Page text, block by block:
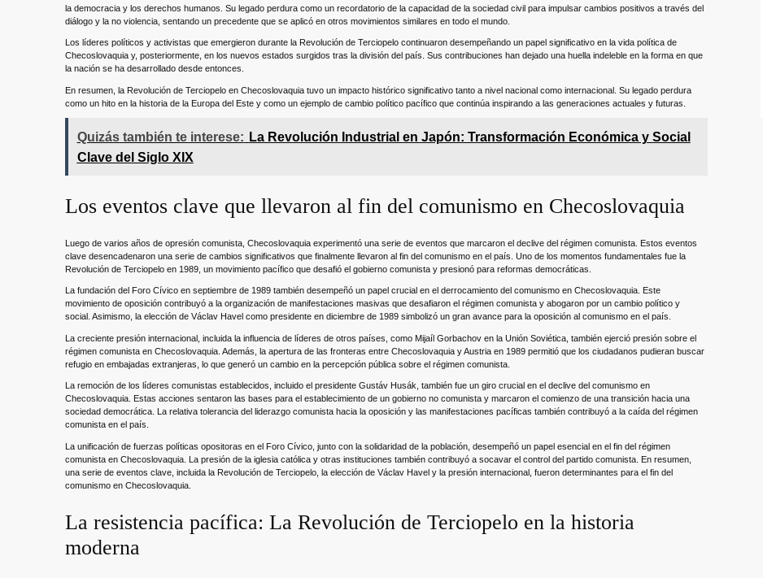
la democracia y los derechos humanos. Su legado perdura como un recordatorio de la capacidad de la sociedad civil para impulsar cambios positivos a través del
diálogo y la no violencia, sentando un precedente que se aplicó en otros movimientos similares en todo el mundo.
Los líderes políticos y activistas que emergieron durante la Revolución de Terciopelo continuaron desempeñando un papel significativo en la vida política de
Checoslovaquia y, posteriormente, en los nuevos estados surgidos tras la división del país. Sus contribuciones han dejado una huella indeleble en la forma en que
la nación se ha desarrollado desde entonces.
En resumen, la Revolución de Terciopelo en Checoslovaquia tuvo un impacto histórico significativo tanto a nivel nacional como internacional. Su legado perdura
como un hito en la historia de la Europa del Este y como un ejemplo de cambio político pacífico que continúa inspirando a las generaciones actuales y futuras.
Quizás también te interese: La Revolución Industrial en Japón: Transformación Económica y Social
Clave del Siglo XIX
Los eventos clave que llevaron al fin del comunismo en Checoslovaquia
Luego de varios años de opresión comunista, Checoslovaquia experimentó una serie de eventos que marcaron el declive del régimen comunista. Estos eventos
clave desencadenaron una serie de cambios significativos que finalmente llevaron al fin del comunismo en el país. Uno de los momentos fundamentales fue la
Revolución de Terciopelo en 1989, un movimiento pacífico que desafió el gobierno comunista y presionó para reformas democráticas.
La fundación del Foro Cívico en septiembre de 1989 también desempeñó un papel crucial en el derrocamiento del comunismo en Checoslovaquia. Este
movimiento de oposición contribuyó a la organización de manifestaciones masivas que desafiaron el régimen comunista y abogaron por un cambio político y
social. Asimismo, la elección de Václav Havel como presidente en diciembre de 1989 simbolizó un gran avance para la oposición al comunismo en el país.
La creciente presión internacional, incluida la influencia de líderes de otros países, como Mijaíl Gorbachov en la Unión Soviética, también ejerció presión sobre el
régimen comunista en Checoslovaquia. Además, la apertura de las fronteras entre Checoslovaquia y Austria en 1989 permitió que los ciudadanos pudieran buscar
refugio en embajadas extranjeras, lo que generó un cambio en la percepción pública sobre el régimen comunista.
La remoción de los líderes comunistas establecidos, incluido el presidente Gustáv Husák, también fue un giro crucial en el declive del comunismo en
Checoslovaquia. Estas acciones sentaron las bases para el establecimiento de un gobierno no comunista y marcaron el comienzo de una transición hacia una
sociedad democrática. La relativa tolerancia del liderazgo comunista hacia la oposición y las manifestaciones pacíficas también contribuyó a la caída del régimen
comunista en el país.
La unificación de fuerzas políticas opositoras en el Foro Cívico, junto con la solidaridad de la población, desempeñó un papel esencial en el fin del régimen
comunista en Checoslovaquia. La presión de la iglesia católica y otras instituciones también contribuyó a socavar el control del partido comunista. En resumen,
una serie de eventos clave, incluida la Revolución de Terciopelo, la elección de Václav Havel y la presión internacional, fueron determinantes para el fin del
comunismo en Checoslovaquia.
La resistencia pacífica: La Revolución de Terciopelo en la historia
moderna